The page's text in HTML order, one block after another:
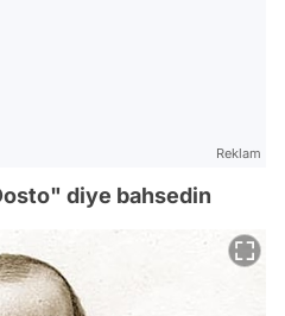
Reklam
diye bahsedin